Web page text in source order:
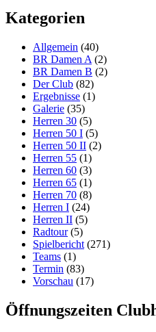
Kategorien
Allgemein (40)
BR Damen A (2)
BR Damen B (2)
Der Club (82)
Ergebnisse (1)
Galerie (35)
Herren 30 (5)
Herren 50 I (5)
Herren 50 II (2)
Herren 55 (1)
Herren 60 (3)
Herren 65 (1)
Herren 70 (8)
Herren I (24)
Herren II (5)
Radtour(5)
Spielbericht (271)
Teams (1)
Termin (83)
Vorschau (17)
Öffnungszeiten